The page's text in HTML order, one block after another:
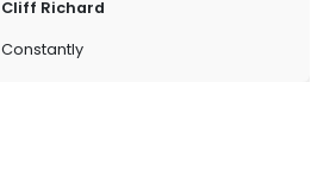
Cliff Richard
Constantly